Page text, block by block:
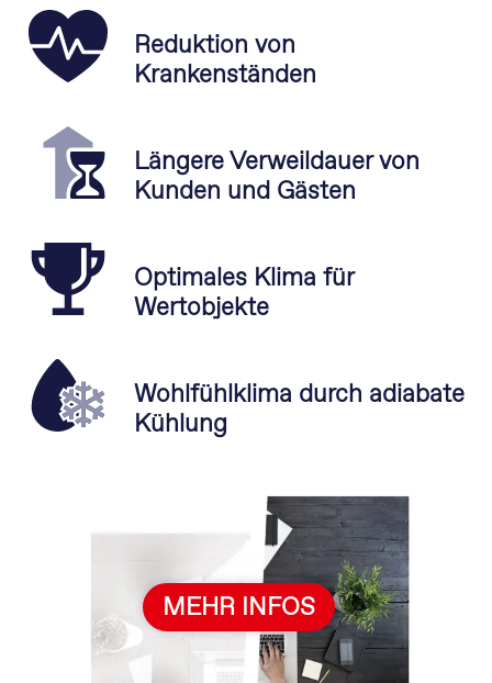
MEHR INFOS
Reduktion von
Krankenständen
Längere Verweildauer von
Kunden und Gästen
Optimales Klima für
Wertobjekte
Wohlfühlklima durch adiabate
Kühlung